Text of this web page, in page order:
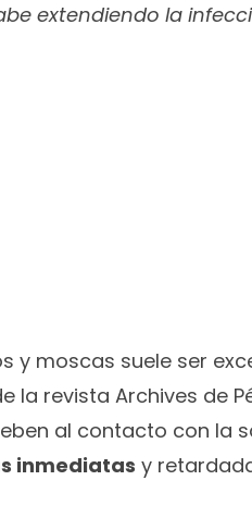
extendiendo la
y moscas suele ser
la revista Archives de
al contacto con la
inmediatas y